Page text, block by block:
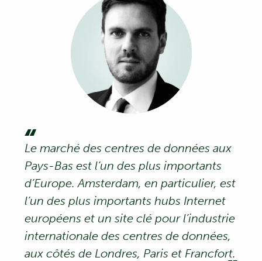
Le marché des centres de données aux
Pays-Bas est l’un des plus importants
d’Europe. Amsterdam, en particulier, est
l’un des plus importants hubs Internet
européens et un site clé pour l’industrie
internationale des centres de données,
aux côtés de Londres, Paris et Francfort.